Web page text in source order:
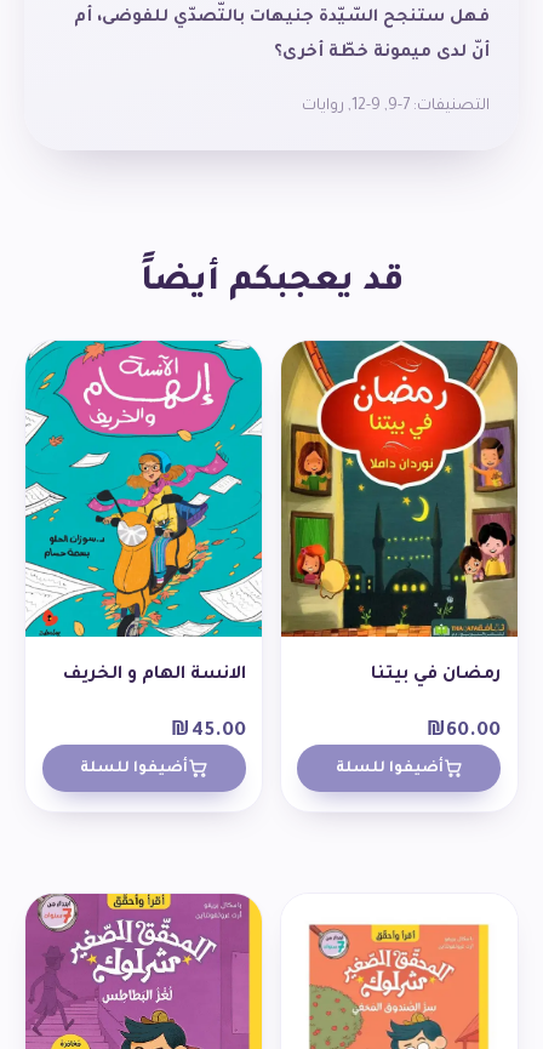
فهل ستنجح السّيّدة جنيهات بالتّصدّي للفوضى، أم
أنّ لدى ميمونة خطّة أخرى؟
التصنيفات: 7-9
,
9-12
, روايات
قد يعجبكم أيضاً
رمضان في بيتنا
₪60.00
أضيفوا للسلة
الانسة الهام و الخريف
₪ 45.00
أضيفوا للسلة